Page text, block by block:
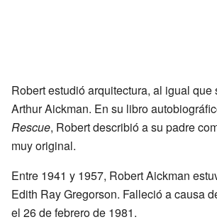
Robert estudió arquitectura, al igual
Arthur Aickman. En su libro
Rescue, Robert describió a su padre
muy original.
Entre 1941 y 1957, Robert Aickman
Edith Ray Gregorson. Falleció a causa
el 26 de febrero de 1981.